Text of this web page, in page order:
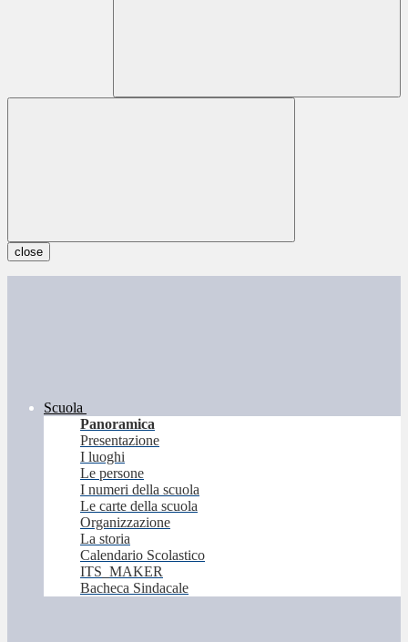
close
Scuola
Panoramica
Presentazione
I luoghi
Le persone
I numeri della scuola
Le carte della scuola
Organizzazione
La storia
Calendario Scolastico
ITS_MAKER
Bacheca Sindacale